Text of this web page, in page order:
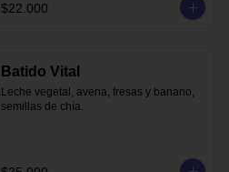
$22.000
Batido Vital
Leche vegetal, avena, fresas y banano,
semillas de chía.